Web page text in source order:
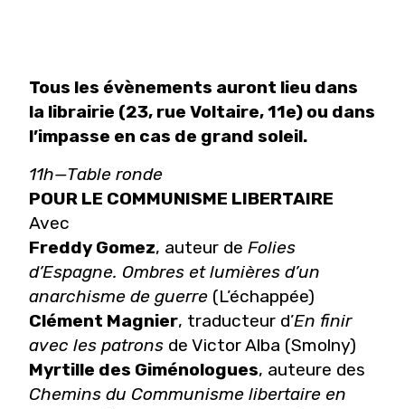
Tous les évènements auront lieu dans
la librairie (23, rue Voltaire, 11e) ou dans
l’impasse en cas de grand soleil.
11h—Table ronde
POUR LE COMMUNISME LIBERTAIRE
Avec
Freddy Gomez, auteur de Folies
d’Espagne. Ombres et lumières d’un
anarchisme de guerre (L’échappée)
Clément Magnier, traducteur d’En finir
avec les patrons de Victor Alba (Smolny)
Myrtille des Giménologues, auteure des
Chemins du Communisme libertaire en